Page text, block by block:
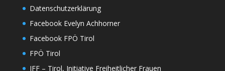
Datenschutzerklärung
Facebook Evelyn Achhorner
Facebook FPÖ Tirol
FPÖ Tirol
IFF – Tirol, Initiative Freiheitlicher Frauen